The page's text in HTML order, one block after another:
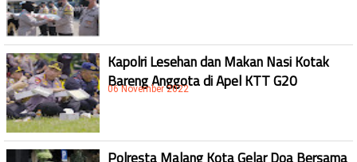
Kapolri Lesehan dan Makan Nasi Kotak
Bareng Anggota di Apel KTT G20
06 November 2022